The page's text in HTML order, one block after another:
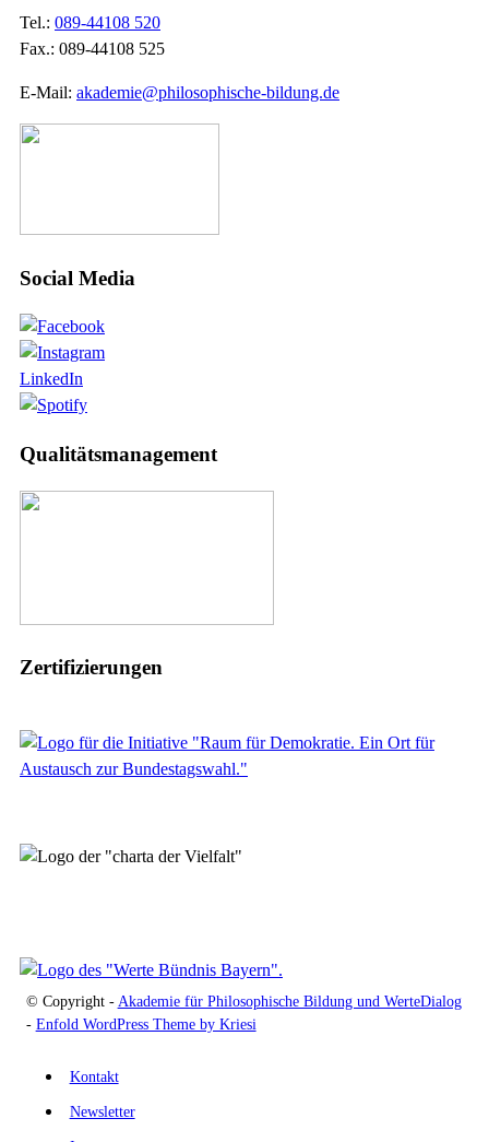
Tel.: 089-44108 520
Fax.: 089-44108 525
E-Mail: akademie@philosophische-bildung.de
Social Media
LinkedIn
Qualitätsmanagement
Zertifizierungen
© Copyright - Akademie für Philosophische Bildung und WerteDialog
- Enfold WordPress Theme by Kriesi
Kontakt
Newsletter